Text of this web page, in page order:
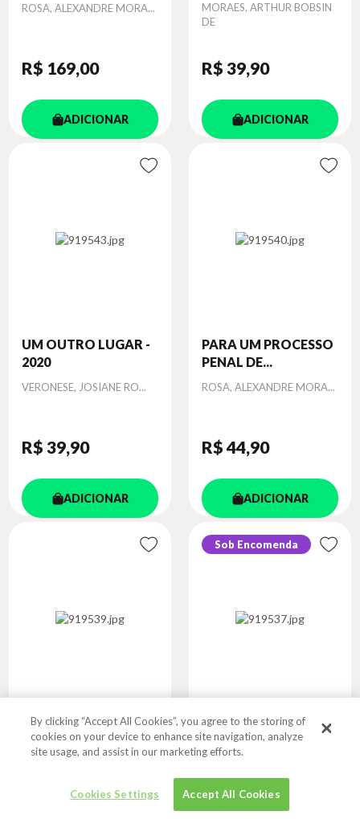
Autor
ROSA, ALEXANDRE MORA...
R$ 169,00
ADICIONAR
Autor
MORAES, ARTHUR BOBSIN
DE
R$ 39,90
ADICIONAR
UM OUTRO LUGAR -
2020
Autor
VERONESE, JOSIANE RO...
R$ 39,90
ADICIONAR
PARA UM PROCESSO
PENAL DE...
Autor
ROSA, ALEXANDRE MORA...
R$ 44,90
ADICIONAR
PROTEÇÃO DE
DADOS PESSOAI...
Sob Encomenda
ENSINANDO UM
ROBÔ A JULGA...
By clicking “Accept All Cookies”, you agree to the storing of
cookies on your device to enhance site navigation, analyze
site usage, and assist in our marketing efforts.
Cookies Settings Accept All Cookies